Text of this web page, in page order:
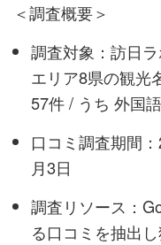
＜調査概要＞
調査対象：訪日
エリア8県の観光
57件 / うち 外国
口コミ調査期間
月3日
調査リソース：
る口コミを抽出